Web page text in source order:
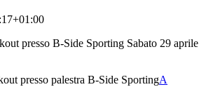
presso B-Side Sporting Sabato 29 aprile
presso palestra B-Side SportingA